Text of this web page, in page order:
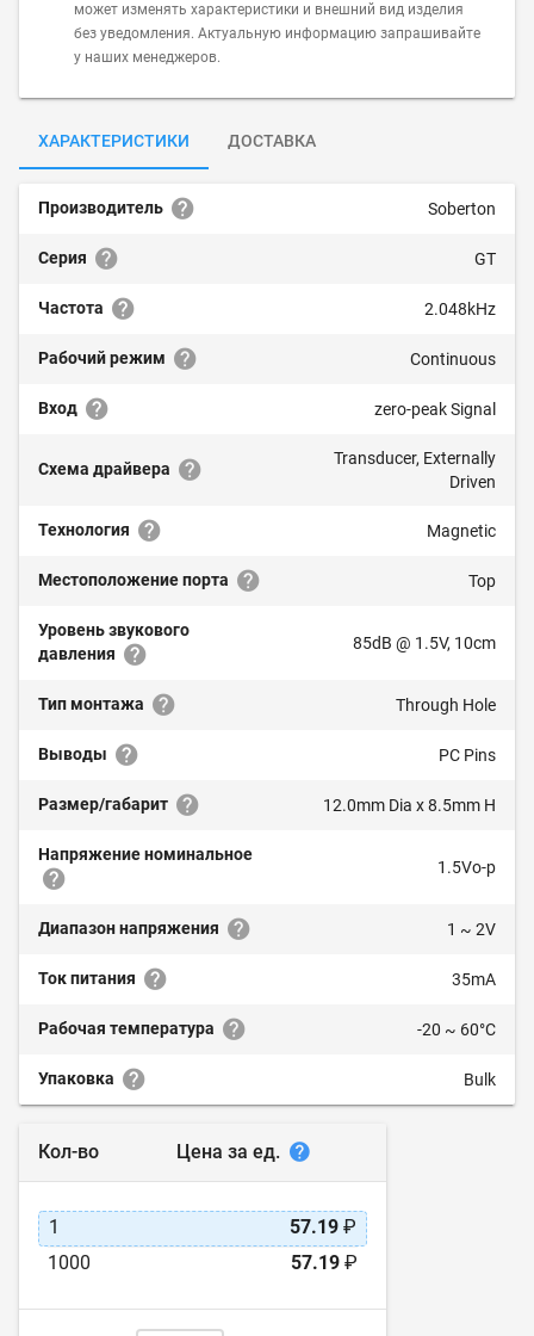
может изменять характеристики и внешний вид изделия
без уведомления. Актуальную информацию запрашивайте
у наших менеджеров.
ХАРАКТЕРИСТИКИ ДОСТАВКА
Производитель Soberton
Серия GT
Частота 2.048kHz
Рабочий режим Continuous
Вход zero-peak Signal
Схема драйвера
Transducer, Externally
Driven
Технология Magnetic
Местоположение порта Top
Уровень звукового
давления
85dB @ 1.5V, 10cm
Тип монтажа Through Hole
Выводы PC Pins
Размер/габарит 12.0mm Dia x 8.5mm H
Напряжение номинальное
1.5Vo-p
Диапазон напряжения 1 ~ 2V
Ток питания 35mA
Рабочая температура -20 ~ 60°C
Упаковка Bulk
Кол-во Цена за ед.
1 57.19 ₽
1000
57.19 ₽